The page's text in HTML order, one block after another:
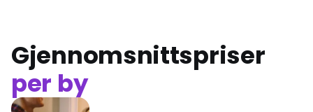
Gjennomsnittspriser
per by